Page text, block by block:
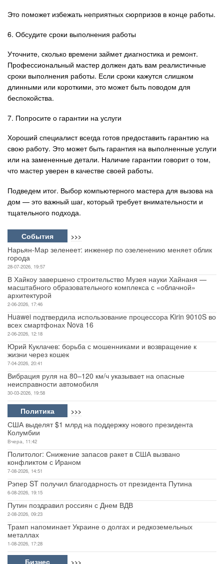
Это поможет избежать неприятных сюрпризов в конце работы.
6. Обсудите сроки выполнения работы
Уточните, сколько времени займет диагностика и ремонт.
Профессиональный мастер должен дать вам реалистичные
сроки выполнения работы. Если сроки кажутся слишком
длинными или короткими, это может быть поводом для
беспокойства.
7. Попросите о гарантии на услуги
Хороший специалист всегда готов предоставить гарантию на
свою работу. Это может быть гарантия на выполненные услуги
или на замененные детали. Наличие гарантии говорит о том,
что мастер уверен в качестве своей работы.
Подведем итог. Выбор компьютерного мастера для вызова на
дом — это важный шаг, который требует внимательности и
тщательного подхода.
События >>>
Нарьян-Мар зеленеет: инженер по озеленению меняет облик
города
28-07-2026, 19:57
В Хайкоу завершено строительство Музея науки Хайнаня —
масштабного образовательного комплекса с «облачной»
архитектурой
2-06-2026, 17:46
Huawei подтвердила использование процессора Kirin 9010S во
всех смартфонах Nova 16
2-06-2026, 12:18
Юрий Куклачев: борьба с мошенниками и возвращение к
жизни через кошек
7-04-2026, 20:41
Вибрация руля на 80–120 км/ч указывает на опасные
неисправности автомобиля
30-03-2026, 19:58
Политика >>>
США выделят $1 млрд на поддержку нового президента
Колумбии
Вчера, 11:42
Политолог: Снижение запасов ракет в США вызвано
конфликтом с Ираном
7-08-2026, 14:51
Рэпер ST получил благодарность от президента Путина
6-08-2026, 19:15
Путин поздравил россиян с Днем ВДВ
2-08-2026, 09:23
Трамп напоминает Украине о долгах и редкоземельных
металлах
1-08-2026, 17:28
Бизнес >>>